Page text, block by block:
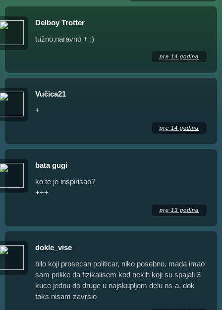
Delboy Trotter
tužno,naravno + :)
pre 14 godina
Vučica21
+
pre 14 godina
bata gugi
ko te je inspirisao?
+++
pre 13 godina
dokle_vise
bilo koji prosecan politicar, niko posebno, mada imao
sam prilike da fizikalisem kod nekih koji su spajali 3
kuce jednu do druge u najskupljem delu ns-a, dok
faks nisam zavrsio